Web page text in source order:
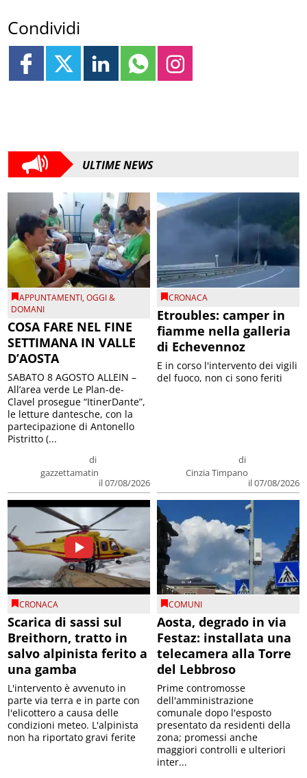
Condividi
ULTIME NEWS
APPUNTAMENTI,OGGI &
DOMANI
COSA FARE NEL FINE
SETTIMANA IN VALLE
D’AOSTA
di
gazzettamatin
il 07/08/2026
SABATO 8 AGOSTO ALLEIN –
All’area verde Le Plan-de-
Clavel prosegue “ItinerDante”,
le letture dantesche, con la
partecipazione di Antonello
Pistritto (...
CRONACA
Etroubles: camper in
fiamme nella galleria
di Echevennoz
di
Cinzia Timpano
il 07/08/2026
E in corso l'intervento dei vigili
del fuoco, non ci sono feriti
CRONACA
Scarica di sassi sul
Breithorn, tratto in
salvo alpinista ferito a
una gamba
L'intervento è avvenuto in
parte via terra e in parte con
l'elicottero a causa delle
condizioni meteo. L'alpinista
non ha riportato gravi ferite
COMUNI
Aosta, degrado in via
Festaz: installata una
telecamera alla Torre
del Lebbroso
Prime contromosse
dell'amministrazione
comunale dopo l'esposto
presentato da residenti della
zona; promessi anche
maggiori controlli e ulteriori
inter...